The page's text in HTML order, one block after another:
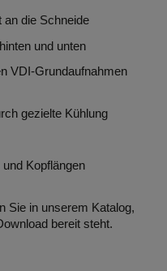
an die Schneide
und unten
VDI-Grundaufnahmen
gezielte Kühlung
Kopflängen
Sie in unserem Katalog,
bereit steht.